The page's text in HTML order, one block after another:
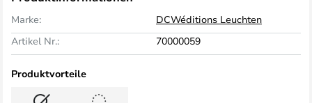
Marke:
DCWéditions Leuchten
Artikel Nr.:
70000059
Produktvorteile